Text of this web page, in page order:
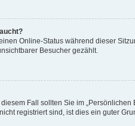
Online-Status während dieser
Besucher gezählt.
Fall sollten Sie im
registriert sind, ist dies ein guter